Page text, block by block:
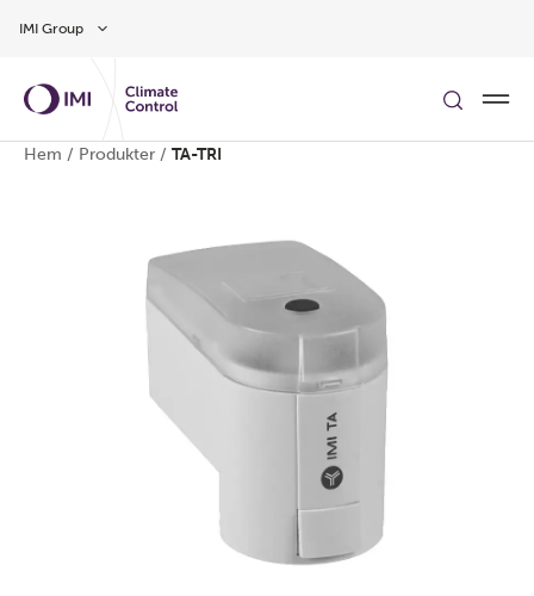
IMI Group
Hem / Produkter / TA-TRI